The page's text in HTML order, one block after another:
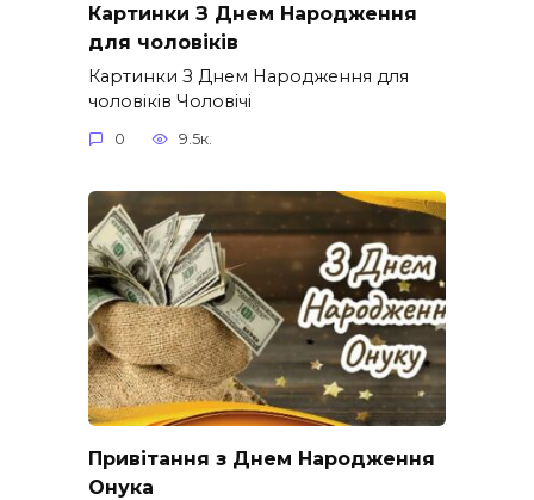
Картинки З Днем Народження
для чоловіків​
Картинки З Днем Народження для
чоловіків​ Чоловічі
0 9.5к.
Привітання з Днем Народження
Онука